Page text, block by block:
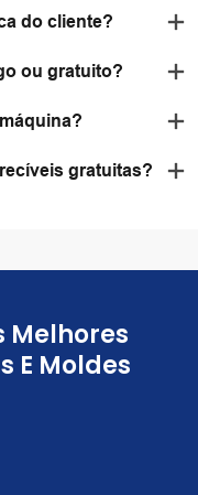
do cliente?
ou gratuito?
gratuitas?
Melhores
E Moldes